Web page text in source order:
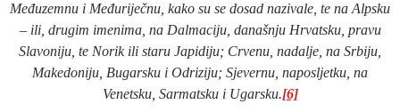
Međuzemnu i Međuriječnu, kako su se dosad nazivale, te na Alpsku
– ili, drugim imenima, na Dalmaciju, današnju Hrvatsku, pravu
Slavoniju, te Norik ili staru Japidiju; Crvenu, nadalje, na Srbiju,
Makedoniju, Bugarsku i Odriziju; Sjevernu, naposljetku, na
Venetsku, Sarmatsku i Ugarsku.[6]